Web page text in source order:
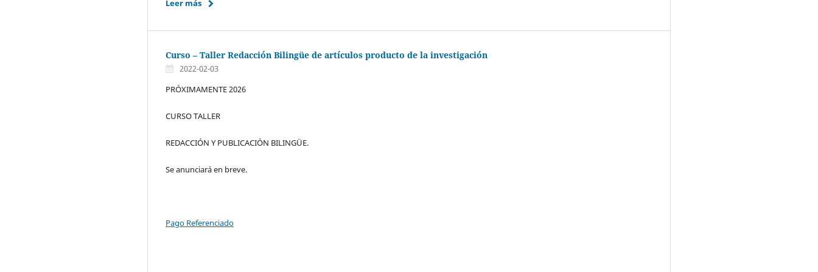
Leer más
Curso – Taller Redacción Bilingüe de artículos producto de la investigación
2022-02-03
PRÓXIMAMENTE 2026
CURSO TALLER
REDACCIÓN Y PUBLICACIÓN BILINGÜE.
Se anunciará en breve.
Pago Referenciado